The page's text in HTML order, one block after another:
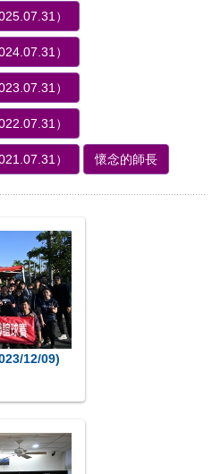
）
）
）
）
） 懷念的師長
12/09)